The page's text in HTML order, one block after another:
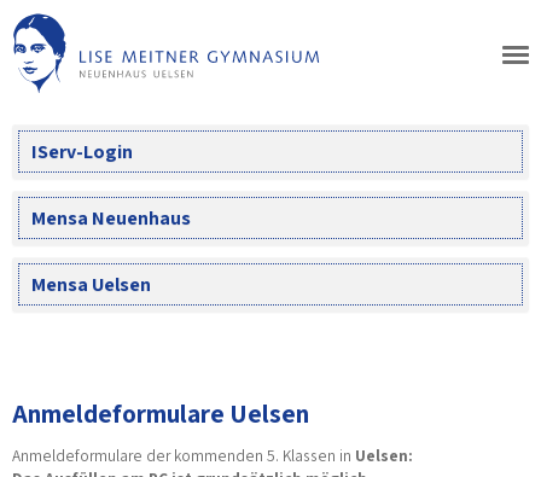
Skip
to
content
IServ-Login
Mensa Neuenhaus
Mensa Uelsen
Anmeldeformulare Uelsen
Anmeldeformulare der kommenden 5. Klassen in Uelsen: